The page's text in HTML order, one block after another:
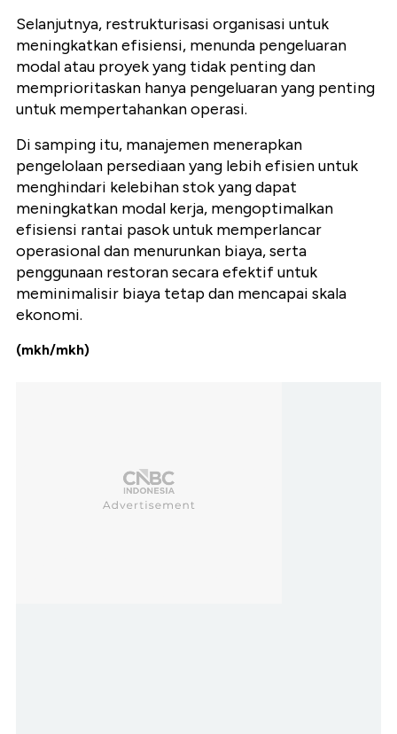
Selanjutnya, restrukturisasi organisasi untuk
meningkatkan efisiensi, menunda pengeluaran
modal atau proyek yang tidak penting dan
memprioritaskan hanya pengeluaran yang penting
untuk mempertahankan operasi.
Di samping itu, manajemen menerapkan
pengelolaan persediaan yang lebih efisien untuk
menghindari kelebihan stok yang dapat
meningkatkan modal kerja, mengoptimalkan
efisiensi rantai pasok untuk memperlancar
operasional dan menurunkan biaya, serta
penggunaan restoran secara efektif untuk
meminimalisir biaya tetap dan mencapai skala
ekonomi.
(mkh/mkh)